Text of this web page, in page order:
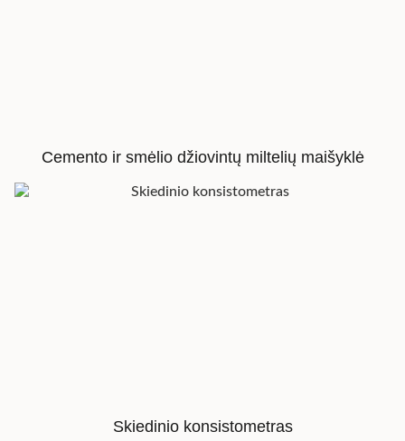
Cemento ir smėlio džiovintų miltelių maišyklė
Skiedinio konsistometras